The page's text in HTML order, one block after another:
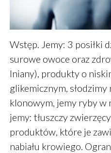
Wstęp. Jemy: 3 posiłki
surowe owoce oraz
lniany), produkty o
glikemicznym,
klonowym, jemy ryby w
jemy: tłuszczy
produktów, które je
nabiału krowiego.